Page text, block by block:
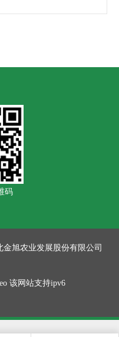
码
旭农业发展股份有限公司
该网站支持ipv6